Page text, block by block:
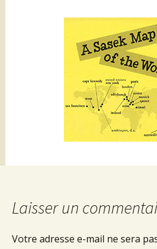
Laisser un
Votre adresse e-mail ne sera